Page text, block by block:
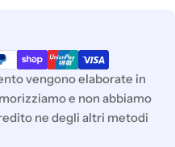
vengono elaborate in
e non abbiamo
ne degli altri metodi